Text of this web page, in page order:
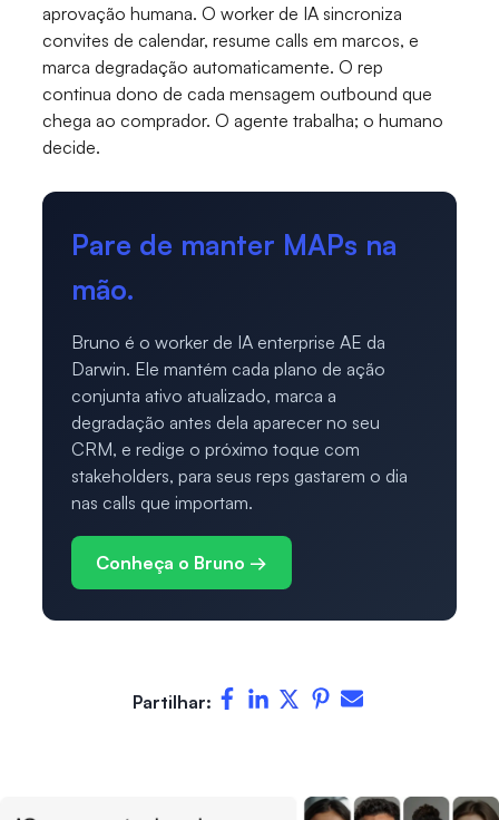
aprovação humana. O worker de IA sincroniza
convites de calendar, resume calls em marcos, e
marca degradação automaticamente. O rep
continua dono de cada mensagem outbound que
chega ao comprador. O agente trabalha; o humano
decide.
Pare de manter MAPs na
mão.
Bruno é o worker de IA enterprise AE da
Darwin. Ele mantém cada plano de ação
conjunta ativo atualizado, marca a
degradação antes dela aparecer no seu
CRM, e redige o próximo toque com
stakeholders, para seus reps gastarem o dia
nas calls que importam.
Conheça o Bruno →
Partilhar: